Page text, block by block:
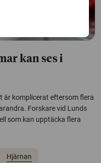
kan ses i
är komplicerat eftersom flera
Forskare vid Lunds
som kan upptäcka flera
Hjärnan